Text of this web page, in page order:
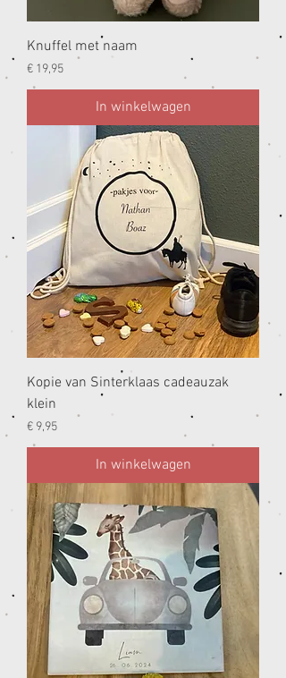
Knuffel met naam
Prijs
€ 19,95
In winkelwagen
Kopie van Sinterklaas cadeauzak
klein
Prijs
€ 9,95
In winkelwagen